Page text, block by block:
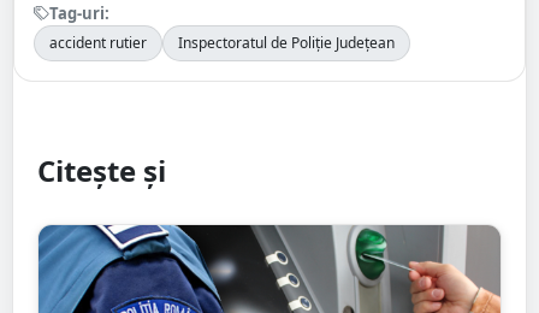
Tag-uri:
accident rutier Inspectoratul de Poliție Județean
Citește și